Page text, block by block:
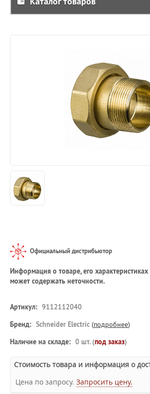
Официальный дистрибьютор
Информация о товаре, его
может содержать неточности.
Артикул: 9112112040
Бренд: Schneider Electric (подробнее)
Наличие на складе: 0 шт. (под заказ)
Стоимость товара и информация о
Цена по запросу. Запросить цену.